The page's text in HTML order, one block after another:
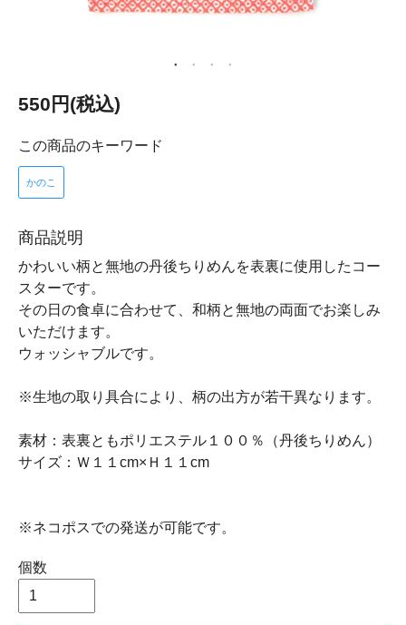
550円(税込)
この商品のキーワード
かのこ
商品説明
かわいい柄と無地の丹後ちりめんを表裏に使用したコー
スターです。
その日の食卓に合わせて、和柄と無地の両面でお楽しみ
いただけます。
ウォッシャブルです。
※生地の取り具合により、柄の出方が若干異なります。
素材：表裏ともポリエステル１００％（丹後ちりめん）
サイズ：Ｗ１１cm×Ｈ１１cm
※ネコポスでの発送が可能です。
個数